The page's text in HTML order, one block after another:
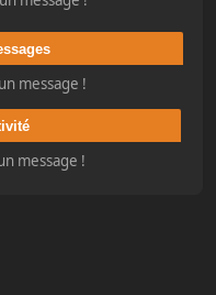
message !
message !